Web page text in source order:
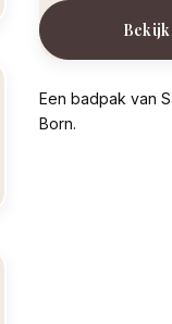
Een badpak van
Born.